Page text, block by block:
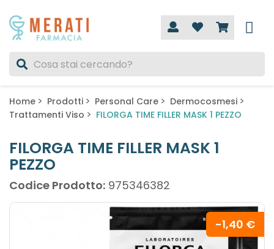
Home Prodotti Personal Care
Dermocosmesi
Trattamenti Viso
FILORGA TIME FILLER MASK 1 PEZZO
FILORGA TIME FILLER MASK 1
PEZZO
Codice Prodotto: 975346382
-1,40 €